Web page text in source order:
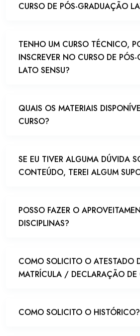
CURSO DE PÓS-GRADUAÇÃO
TENHO UM CURSO TÉCNICO,
INSCREVER NO CURSO DE
LATO SENSU?
QUAIS OS MATERIAIS
CURSO?
SE EU TIVER ALGUMA DÚVIDA
CONTEÚDO, TEREI ALGUM
POSSO FAZER O
DISCIPLINAS?
COMO SOLICITO O ATESTADO
MATRÍCULA / DECLARAÇÃO DE
COMO SOLICITO O HISTÓRICO?